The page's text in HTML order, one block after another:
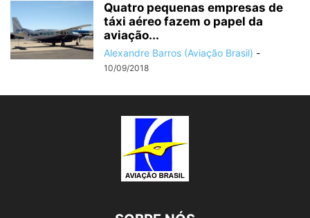
Quatro pequenas empresas de
táxi aéreo fazem o papel da
aviação...
Alexandre Barros (Aviação Brasil) -
10/09/2018